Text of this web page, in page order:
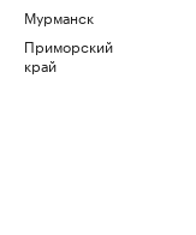
Мурманск
Приморский
край